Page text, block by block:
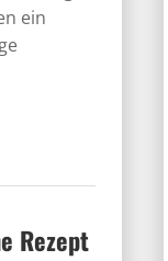
ein
Rezept